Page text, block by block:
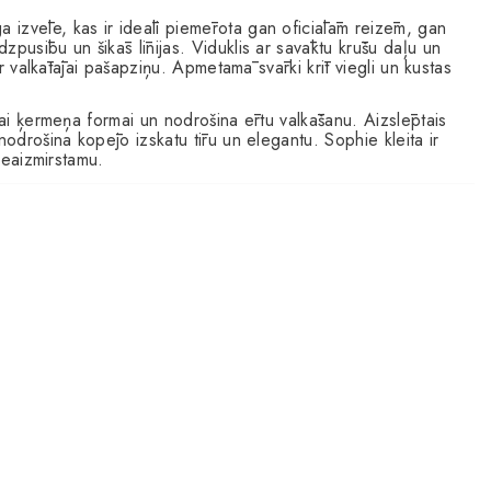
izvēle, kas ir ideāli piemērota gan oficiālām reizēm, gan
un šikās līnijas. Viduklis ar savāktu krūšu daļu un
pašapziņu. Apmetamā svārki krīt viegli un kustas
formai un nodrošina ērtu valkāšanu. Aizslēptais
kopējo izskatu tīru un elegantu. Sophie kleita ir